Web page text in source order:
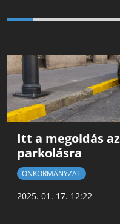
Itt a megoldás
parkolásra
ÖNKORMÁNYZAT
2025. 01. 17. 12:22